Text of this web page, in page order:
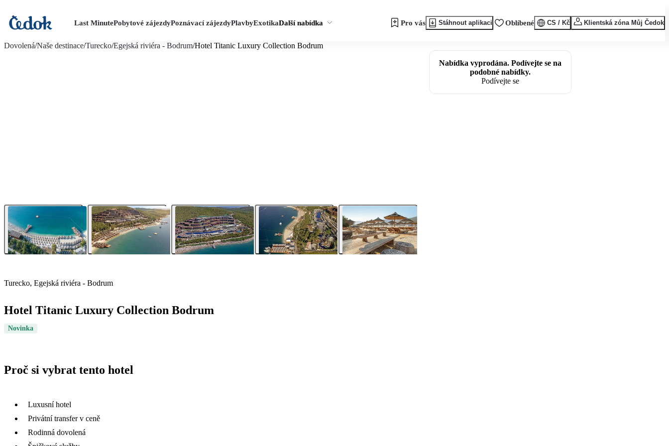
Last MinutePobytové zájezdyPoznávací zájezdyPlavbyExotikaDalší nabídka Pro vás Stáhnout aplikaci Oblíbené CS / Kč Klientská zóna Můj Čedok
Dovolená/Naše destinace/Turecko/Egejská riviéra - Bodrum/Hotel Titanic Luxury Collection Bodrum
Turecko, Egejská riviéra - Bodrum
Hotel Titanic Luxury Collection Bodrum
Novinka
Proč si vybrat tento hotel
Luxusní hotel
Privátní transfer v ceně
Rodinná dovolená
Nabídka vyprodána. Podívejte se na
podobné nabídky.
Podívejte se